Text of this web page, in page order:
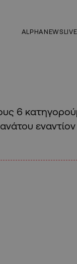
ALPHANEWSLIVE
6
εναντίον